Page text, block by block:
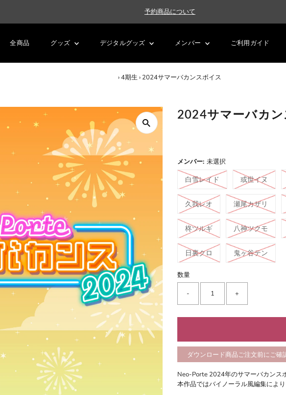
予約商品について
全商品 グッズ デジタルグッズ メンバー ご利用ガイド
›4期生› 2024サマーバカンスボイス
2024サマーバカン
メンバー: 未選択
白雪レイド 或世イヌ
久我レオ 瀬尾カザリ
柊ツルギ 八神ツクモ
日裏クロ 鬼ヶ谷テン
数量
- +
ダウンロード商品ご注文前にご確
Neo-Porte 2024年のサマーバカンス
本作品ではバイノーラル風編集によ